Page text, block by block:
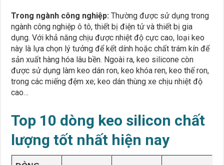
Trong ngành công nghiệp: Thường được sử dụng trong
ngành công nghiệp ô tô, thiết bị điện tử và thiết bị gia
dụng. Với khả năng chịu được nhiệt độ cực cao, loại keo
này là lựa chọn lý tưởng để kết dính hoặc chất trám kín để
sản xuất hàng hóa lâu bền. Ngoài ra, keo silicone còn
được sử dụng làm keo dán ron, keo khóa ren, keo thế ron,
trong các miếng đệm xe; keo dán thùng xe chịu nhiệt độ
cao…
Top 10 dòng keo silicon chất
lượng tốt nhất hiện nay